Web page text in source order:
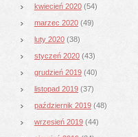
kwiecień 2020 (54)
marzec 2020 (49)
luty 2020 (38)
styczeń 2020 (43)
grudzień 2019 (40)
listopad 2019 (37)
październik 2019 (48)
wrzesień 2019 (44)